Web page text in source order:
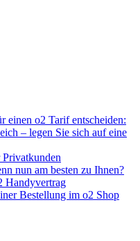
einen o2 Tarif entscheiden:
– legen Sie sich auf eine
nun am besten zu Ihnen?
Handyvertrag
Bestellung im o2 Shop